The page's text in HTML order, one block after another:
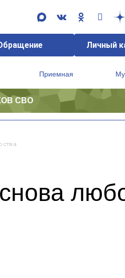
Личный
Приемная
СВО